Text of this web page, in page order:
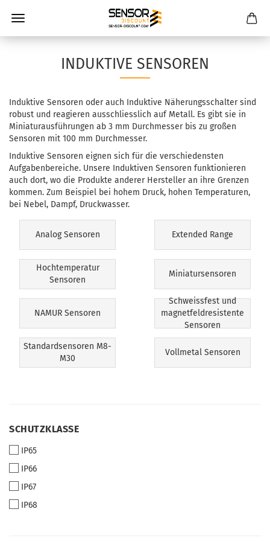
INDUKTIVE SENSOREN
Induktive Sensoren oder auch Induktive Näherungsschalter sind
robust und reagieren ausschliesslich auf Metall. Es gibt sie in
Miniaturausführungen ab 3 mm Durchmesser bis zu großen
Sensoren mit 100 mm Durchmesser.
Induktive Sensoren eignen sich für die verschiedensten
Aufgabenbereiche. Unsere Induktiven Sensoren funktionieren
auch dort, wo die Produkte anderer Hersteller an ihre Grenzen
kommen. Zum Beispiel bei hohem Druck, hohen Temperaturen,
bei Nebel, Dampf, Druckwasser.
Analog Sensoren Extended Range
Hochtemperatur
Sensoren
Miniatursensoren
NAMUR Sensoren
Schweissfest und
magnetfeldresistente
Sensoren
Standardsensoren M8-
M30
Vollmetal Sensoren
SCHUTZKLASSE
SCHUTZKLASSE
IP65
IP66
IP67
IP68